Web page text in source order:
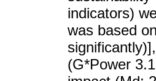
indicators)
was based
(G*Power